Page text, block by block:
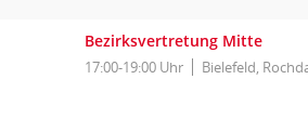
Bezirksvertretung Mitte
17:00-19:00 Uhr Bielefeld,